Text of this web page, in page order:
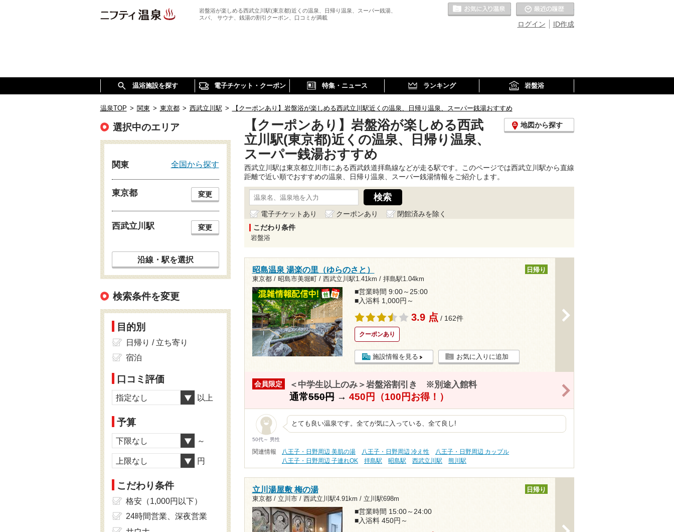
岩盤浴が楽しめる西武立川駅(東京都)近くの温泉、日帰り温泉、スーパー銭湯、
スパ、 サウナ、銭湯の割引クーポン、口コミが満載
ID作成
ログイン
お気に入りの温泉
温浴施設を探す 電子チケット・クーポン 特集・ニュース ランキング 岩盤浴
温泉TOP > 関東 > 東京都 > 西武立川駅 > 【クーポンあり】岩盤浴が楽しめる西武立川駅近くの温泉、日帰り温泉、スーパー銭湯おすすめ
【クーポンあり】岩盤浴が楽しめる西武
立川駅(東京都)近くの温泉、日帰り温泉、
スーパー銭湯おすすめ
地図から探す
西武立川駅は東京都立川市にある西武鉄道拝島線などが走る駅です。このページでは西武立川駅から直線
距離で近い順でおすすめの温泉、日帰り温泉、スーパー銭湯情報をご紹介します。
電子チケットあり クーポンあり
閉館済みを除く
こだわり条件
岩盤浴
昭島温泉 湯楽の里（ゆらのさと）
東京都 / 昭島市美堀町 / 西武立川駅1.41km / 拝島駅1.04km
日帰り
■営業時間 9:00～25:00
■入浴料 1,000円～
3.9 点 / 162件
クーポンあり
施設情報を見る お気に入りに追加
会員限定 ＜中学生以上のみ＞岩盤浴割引き ※別途入館料
通常550円→ 450円（100円お得！）
50代～ 男性
とても良い温泉です。全てが気に入っている、全て良し!
関連情報 八王子・日野周辺 美肌の湯 八王子・日野周辺 冷え性
八王子・日野周辺 カップル
八王子・日野周辺 子連れOK
拝島駅 昭島駅 西武立川駅 熊川駅
立川湯屋敷 梅の湯
東京都 / 立川市 / 西武立川駅4.91km / 立川駅698m
日帰り
■営業時間 15:00～24:00
■入浴料 450円～
選択中のエリア
関東 全国から探す
東京都 変更
西武立川駅 変更
沿線・駅を選択
検索条件を変更
目的別
日帰り / 立ち寄り
宿泊
口コミ評価
指定なし 以上
予算
下限なし ～
上限なし 円
こだわり条件
格安（1,000円以下）
24時間営業、深夜営業